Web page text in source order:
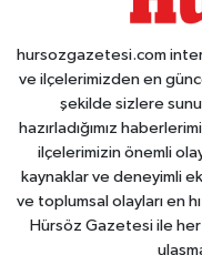
hursozgazetesi.com
ve ilçelerimizden en
şekilde sizlere
hazırladığımız
ilçelerimizin önemli
kaynaklar ve deneyimli
ve toplumsal olayları en
Hürsöz Gazetesi ile